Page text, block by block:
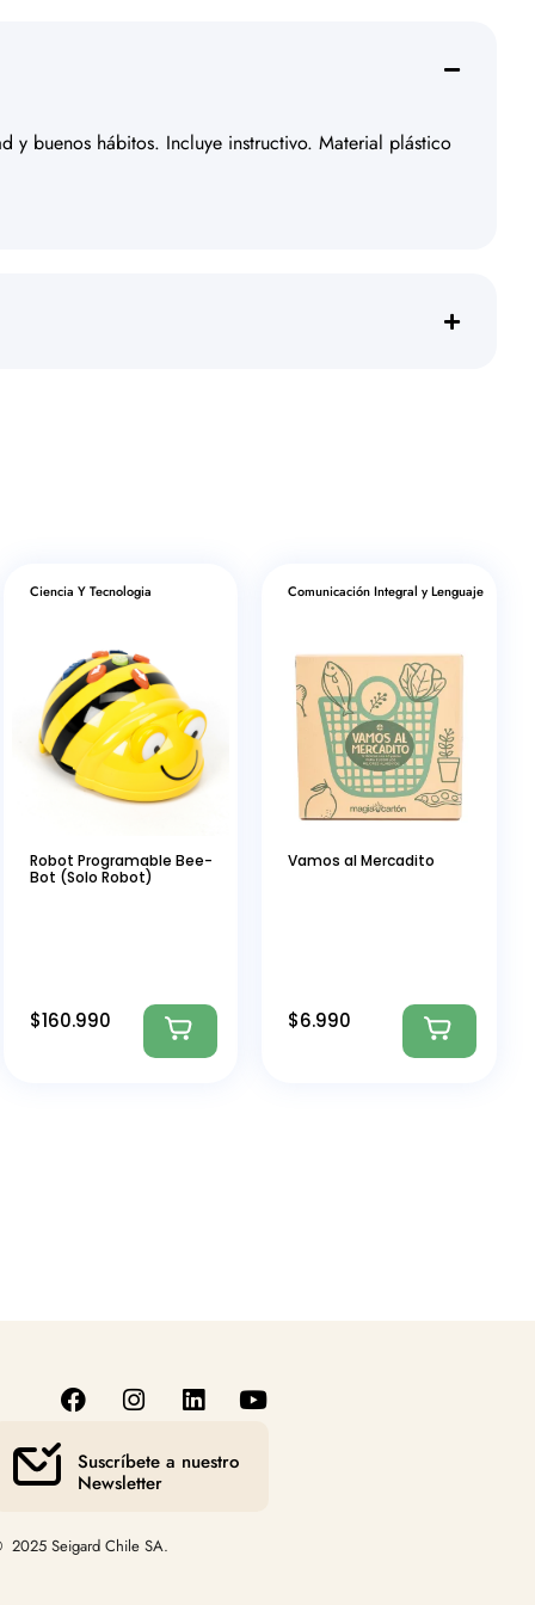
y buenos hábitos. Incluye instructivo. Material plástico
Ciencia Y Tecnologia
Robot Programable Bee-
Bot (Solo Robot)
$160.990
Comunicación Integral y Lenguaje
Vamos al Mercadito
$6.990
Suscríbete a nuestro
Newsletter
Seigard Chile SA.